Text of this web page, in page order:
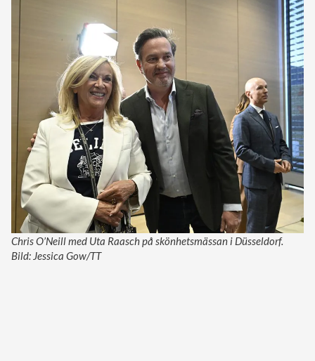
Chris O’Neill med Uta Raasch på skönhetsmässan i Düsseldorf.
Bild: Jessica Gow/TT